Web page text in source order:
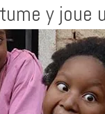
y joue